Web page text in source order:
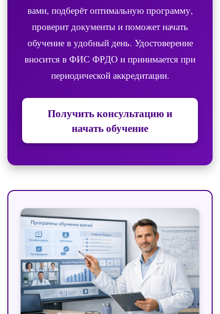
вами, подберёт оптимальную программу,
проверит документы и поможет начать
обучение в удобный день. Удостоверение
вносится в ФИС ФРДО и принимается при
периодической аккредитации.
Получить консультацию и
начать обучение